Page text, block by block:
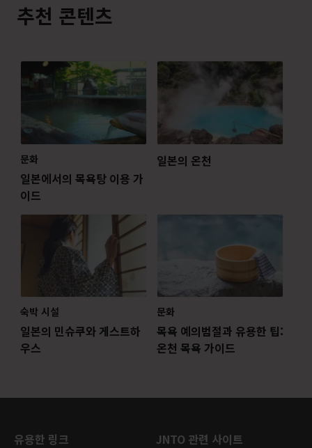
추천 콘텐츠
문화
일본에서의 목욕탕 이용 가
이드
일본의 온천
숙박 시설
일본의 민슈쿠와 게스트하
우스
문화
목욕 예의범절과 유용한 팁:
온천 목욕 가이드
유용한 링크 JNTO 관련 사이트